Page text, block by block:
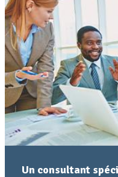
Un consultant